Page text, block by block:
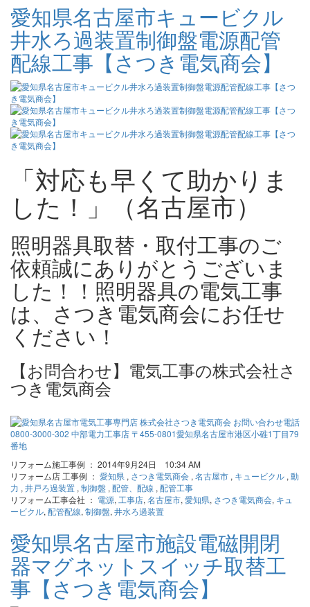
愛知県名古屋市キュービクル
井水ろ過装置制御盤電源配管
配線工事【さつき電気商会】
「対応も早くて助かりま
した！」（名古屋市）
照明器具取替・取付工事のご
依頼誠にありがとうございま
した！！照明器具の電気工事
は、さつき電気商会にお任せ
ください！
【お問合わせ】電気工事の株式会社さ
つき電気商会
リフォーム施工事例 ： 2014年9月24日 10:34 AM
リフォーム店 工事例 ： 愛知県 , さつき電気商会 , 名古屋市 , キュービクル , 動
力 , 井戸ろ過装置 , 制御盤 , 配管、配線 , 配管工事
リフォーム工事会社 ： 電源, 工事店, 名古屋市, 愛知県, さつき電気商会, キュ
ービクル, 配管配線, 制御盤, 井水ろ過装置
愛知県名古屋市施設電磁開閉
器マグネットスイッチ取替工
事【さつき電気商会】